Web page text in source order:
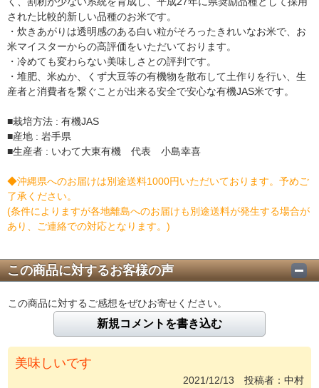
された比較的新しい品種のお米です。
・炊きあがりは透明感のある白い粒がそろったきれいなお米で、お
米マイスターからの高評価をいただいております。
・冷めても変わらない美味しさとの評判です。
・堆肥、米ぬか、くず大豆等の有機物を散布して土作りを行い、生
産者と消費者を繋ぐことが出来る安全で安心な有機JAS米です。
■栽培方法 : 有機JAS
■産地 : 岩手県
■生産者 : いわて大東有機 代表 小島幸喜
◆沖縄県へのお届けは別途送料1000円いただいております。予めご
了承ください。
(条件によりますが各地離島へのお届けも別途送料が発生する場合が
あり、ご連絡での対応となります。)
この商品に対するお客様の声
この商品に対するご感想をぜひお寄せください。
新規コメントを書き込む
美味しいです
2021/12/13 投稿者：中村